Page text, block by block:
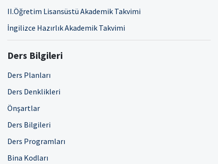
II.Öğretim Lisansüstü Akademik Takvimi
İngilizce Hazırlık Akademik Takvimi
Ders Bilgileri
Ders Planları
Ders Denklikleri
Önşartlar
Ders Bilgileri
Ders Programları
Bina Kodları